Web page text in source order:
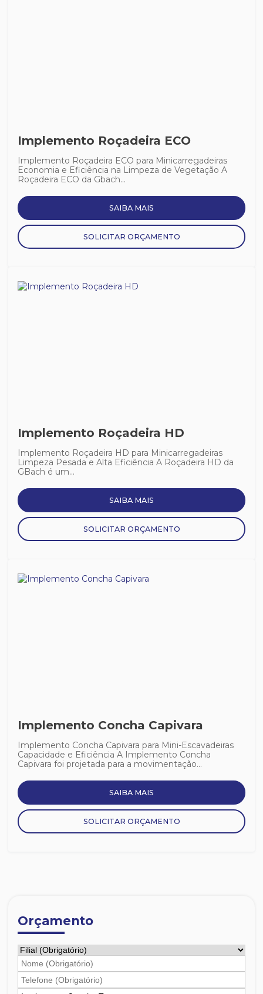
Implemento Roçadeira ECO
Implemento Roçadeira ECO para Minicarregadeiras
Economia e Eficiência na Limpeza de Vegetação A
Roçadeira ECO da Gbach...
SAIBA MAIS
SOLICITAR ORÇAMENTO
Implemento Roçadeira HD
Implemento Roçadeira HD para Minicarregadeiras
Limpeza Pesada e Alta Eficiência A Roçadeira HD da
GBach é um...
SAIBA MAIS
SOLICITAR ORÇAMENTO
Implemento Concha Capivara
Implemento Concha Capivara para Mini-Escavadeiras
Capacidade e Eficiência A Implemento Concha
Capivara foi projetada para a movimentação...
SAIBA MAIS
SOLICITAR ORÇAMENTO
Orçamento